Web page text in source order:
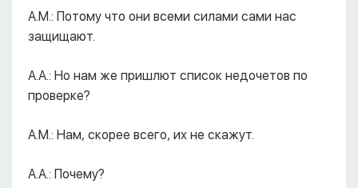
А.М.: Потому что они всеми силами сами нас
защищают.
А.А.: Но нам же пришлют список недочетов по
проверке?
А.М.: Нам, скорее всего, их не скажут.
А.А.: Почему?